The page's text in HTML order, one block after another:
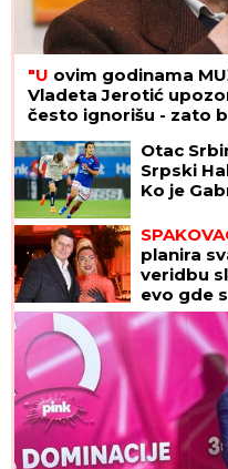
"U ovim godinama
Vladeta Jerotić
često ignorišu - zato
Otac
Srpski
Ko je
planira
veridbu
evo gde
Jeremić